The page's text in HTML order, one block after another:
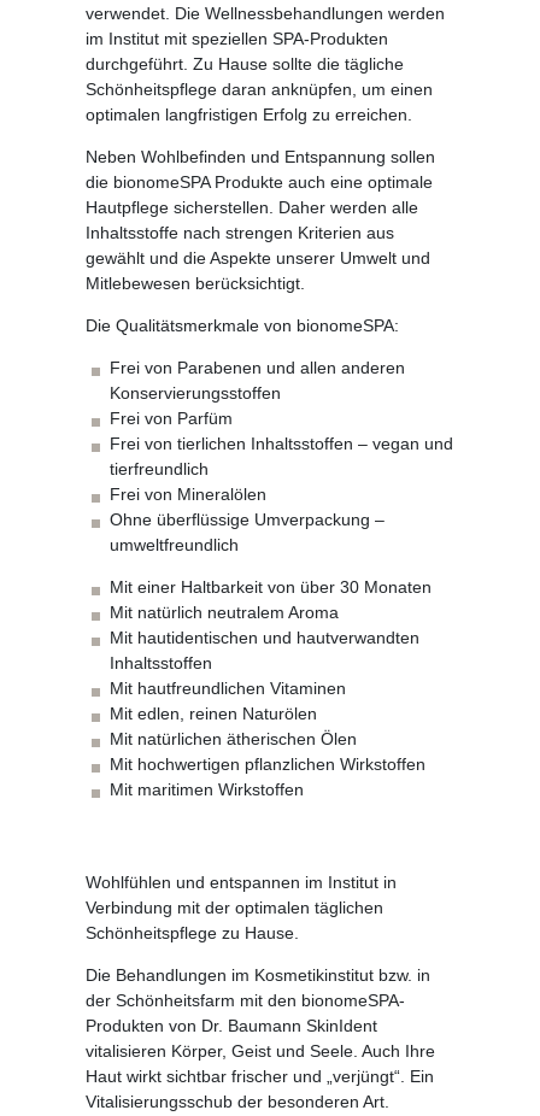
verwendet. Die Wellnessbehandlungen werden
im Institut mit speziellen SPA-Produkten
durchgeführt. Zu Hause sollte die tägliche
Schönheitspflege daran anknüpfen, um einen
optimalen langfristigen Erfolg zu erreichen.
Neben Wohlbefinden und Entspannung sollen
die bionomeSPA Produkte auch eine optimale
Hautpflege sicherstellen. Daher werden alle
Inhaltsstoffe nach strengen Kriterien aus
gewählt und die Aspekte unserer Umwelt und
Mitlebewesen berücksichtigt.
Die Qualitätsmerkmale von bionomeSPA:
Frei von Parabenen und allen anderen
Konservierungsstoffen
Frei von Parfüm
Frei von tierlichen Inhaltsstoffen – vegan und
tierfreundlich
Frei von Mineralölen
Ohne überflüssige Umverpackung –
umweltfreundlich
Mit einer Haltbarkeit von über 30 Monaten
Mit natürlich neutralem Aroma
Mit hautidentischen und hautverwandten
Inhaltsstoffen
Mit hautfreundlichen Vitaminen
Mit edlen, reinen Naturölen
Mit natürlichen ätherischen Ölen
Mit hochwertigen pflanzlichen Wirkstoffen
Mit maritimen Wirkstoffen
Wohlfühlen und entspannen im Institut in
Verbindung mit der optimalen täglichen
Schönheitspflege zu Hause.
Die Behandlungen im Kosmetikinstitut bzw. in
der Schönheitsfarm mit den bionomeSPA-
Produkten von Dr. Baumann SkinIdent
vitalisieren Körper, Geist und Seele. Auch Ihre
Haut wirkt sichtbar frischer und „verjüngt“. Ein
Vitalisierungsschub der besonderen Art.